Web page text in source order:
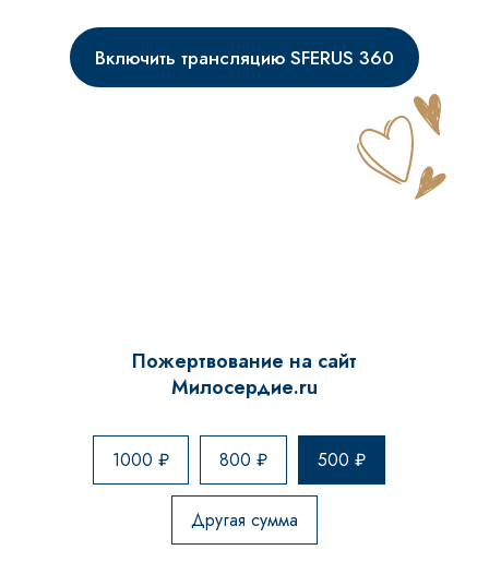
Включить трансляцию SFERUS 360
Пожертвование на сайт
Милосердие.ru
1000 ₽ 800 ₽ 500 ₽
Другая сумма